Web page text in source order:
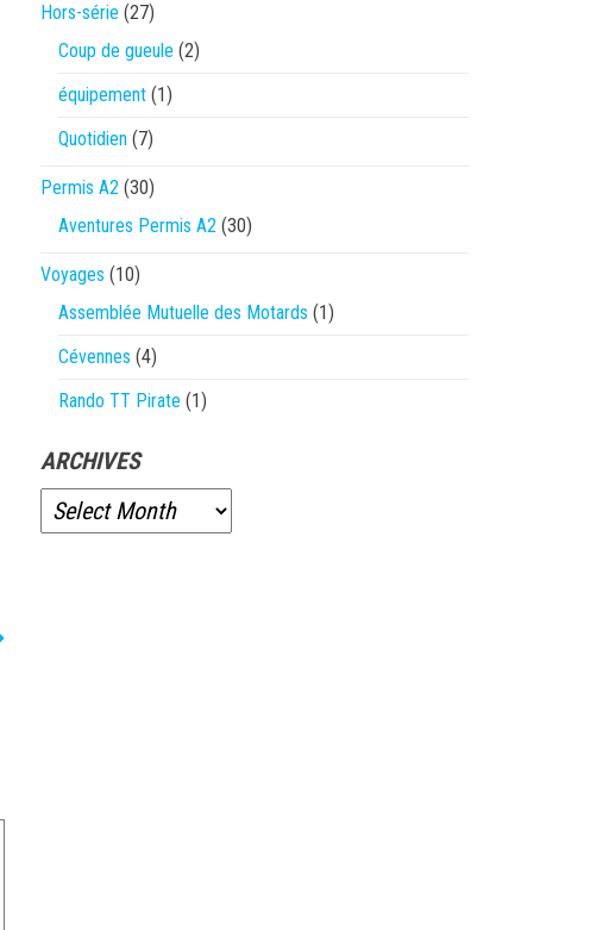
Hors-série (27)
Coup de gueule (2)
équipement (1)
Quotidien (7)
Permis A2 (30)
Aventures Permis A2 (30)
Voyages (10)
Assemblée Mutuelle des Motards (1)
Cévennes (4)
Rando TT Pirate (1)
ARCHIVES